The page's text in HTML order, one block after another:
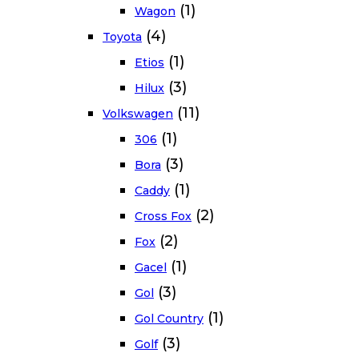
Wagon (1)
Toyota (4)
Etios (1)
Hilux (3)
Volkswagen (11)
306 (1)
Bora (3)
Caddy (1)
Cross Fox (2)
Fox (2)
Gacel (1)
Gol (3)
Gol Country (1)
Golf (3)